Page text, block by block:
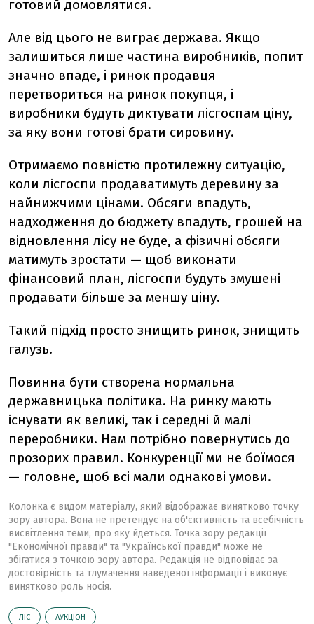
готовий домовлятися.
Але від цього не виграє держава. Якщо
залишиться лише частина виробників, попит
значно впаде, і ринок продавця
перетвориться на ринок покупця, і
виробники будуть диктувати лісгоспам ціну,
за яку вони готові брати сировину.
Отримаємо повністю протилежну ситуацію,
коли лісгоспи продаватимуть деревину за
найнижчими цінами. Обсяги впадуть,
надходження до бюджету впадуть, грошей на
відновлення лісу не буде, а фізичні обсяги
матимуть зростати — щоб виконати
фінансовий план, лісгоспи будуть змушені
продавати більше за меншу ціну.
Такий підхід просто знищить ринок, знищить
галузь.
Повинна бути створена нормальна
державницька політика. На ринку мають
існувати як великі, так і середні й малі
переробники. Нам потрібно повернутись до
прозорих правил. Конкуренції ми не боїмося
— головне, щоб всі мали однакові умови.
Колонка є видом матеріалу, який відображає винятково точку
зору автора. Вона не претендує на об'єктивність та всебічність
висвітлення теми, про яку йдеться. Точка зору редакції
"Економічної правди" та "Української правди" може не
збігатися з точкою зору автора. Редакція не відповідає за
достовірність та тлумачення наведеної інформації і виконує
винятково роль носія.
ЛІС АУКЦІОН